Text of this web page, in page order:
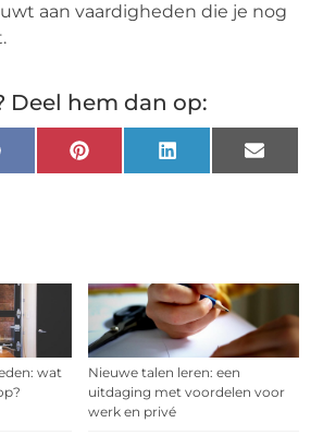
wat
Nieuwe talen leren: een
uitdaging met voordelen voor
werk en privé
aan vaardigheden die je nog
Deel hem dan op:
FacebookPinterestLinkedIn Email